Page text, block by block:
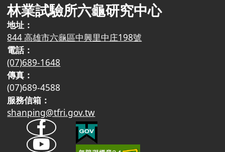
林業試驗所六龜研究中心
地址
844 高雄市六龜區中興里中庄198號
電話
(07)689-1648
傳真
(07)689-4588
服務信箱
shanping@tfri.gov.tw
扇平森林生態科學園粉絲
我的E政府